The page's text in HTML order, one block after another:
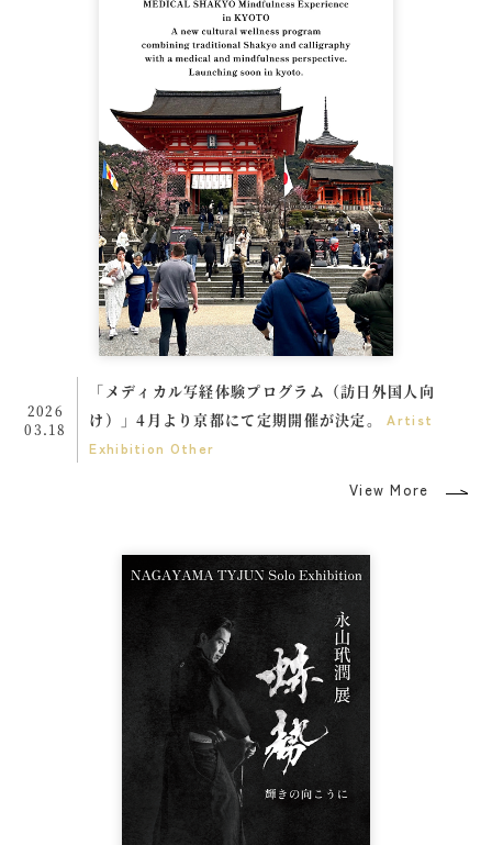
2026
03.18
「メディカル写経体験プログラム（訪日外国人向
け）」4月より京都にて定期開催が決定。
Artist
Exhibition Other
View More